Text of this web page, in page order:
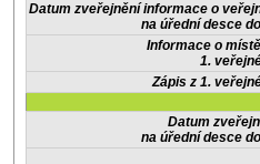
Datum zveřejnění informace o
na úřední desce
Informace o
1.
Zápis z 1.
Datum
na úřední desce